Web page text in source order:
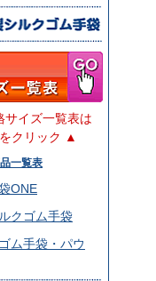
サイズ一覧表は
をクリック ▲
一覧表
ONE
クゴム手袋
ム手袋・パウ